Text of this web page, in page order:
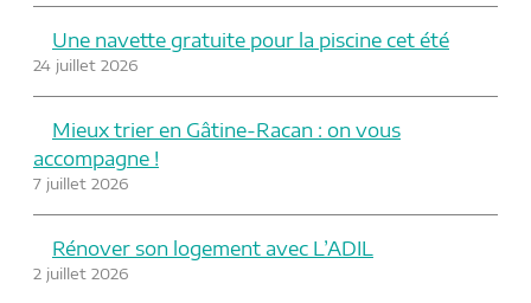
Une navette gratuite pour la piscine cet été
24 juillet 2026
Mieux trier en Gâtine-Racan : on vous
accompagne !
7 juillet 2026
Rénover son logement avec L’ADIL
2 juillet 2026